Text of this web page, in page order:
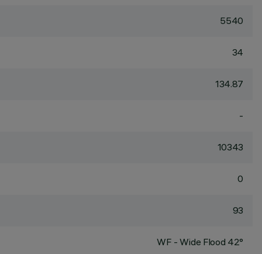
5540
34
134.87
-
10343
0
93
WF - Wide Flood 42°